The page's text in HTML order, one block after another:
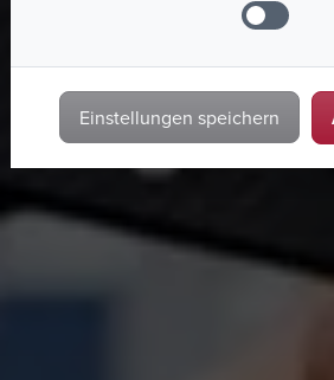
Einstellungen speichern